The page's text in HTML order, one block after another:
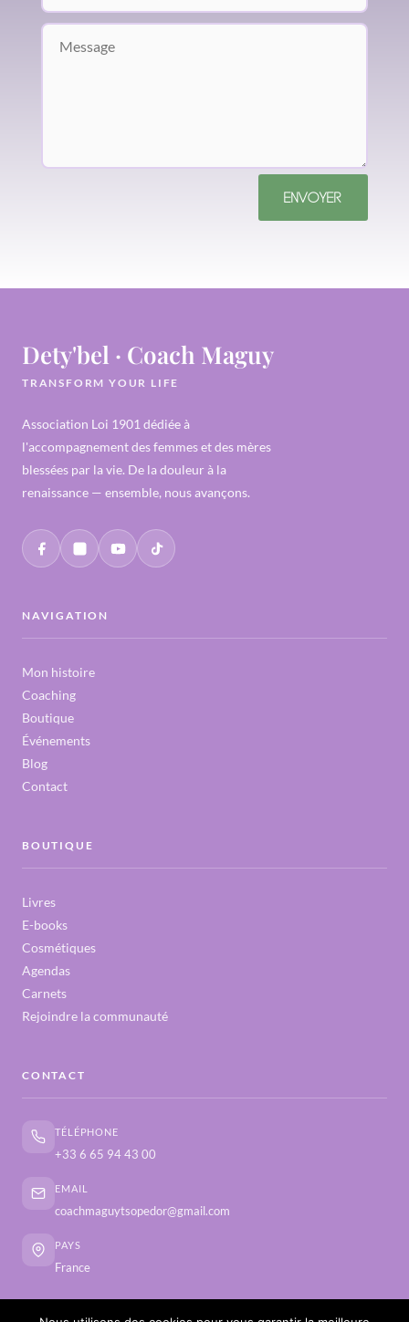
ENVOYER
Dety'bel · Coach Maguy
TRANSFORM YOUR LIFE
Association Loi 1901 dédiée à
l'accompagnement des femmes et des mères
blessées par la vie. De la douleur à la
renaissance — ensemble, nous avançons.
NAVIGATION
Mon histoire
Coaching
Boutique
Événements
Blog
Contact
BOUTIQUE
Livres
E-books
Cosmétiques
Agendas
Carnets
Rejoindre la communauté
CONTACT
TÉLÉPHONE
+33 6 65 94 43 00
EMAIL
coachmaguytsopedor@gmail.com
PAYS
France